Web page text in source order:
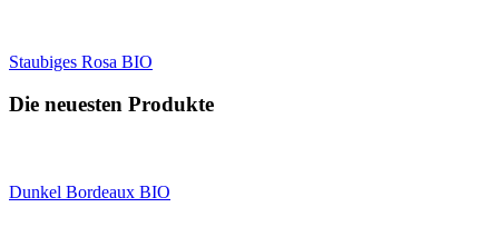
Staubiges Rosa BIO
Die neuesten Produkte
Dunkel Bordeaux BIO